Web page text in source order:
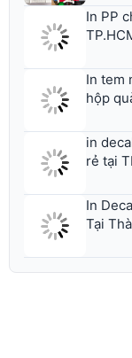
In PP
In tem
hộp
in
rẻ tại
In
Tại